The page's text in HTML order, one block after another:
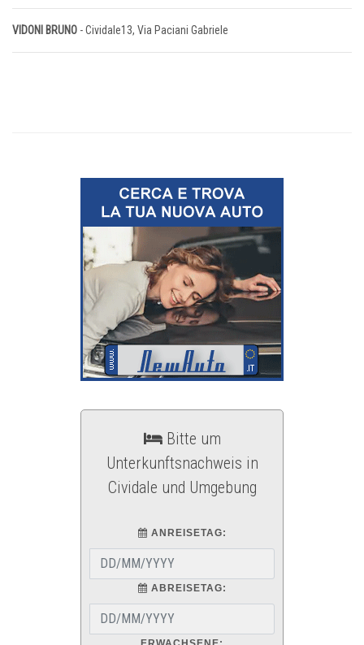
VIDONI BRUNO - Cividale13, Via Paciani Gabriele
Bitte um
Unterkunftsnachweis in
Cividale und Umgebung
ANREISETAG:
ABREISETAG: